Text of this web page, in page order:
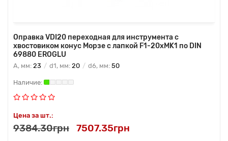
Оправка VDI20 переходная для инструмента с
хвостовиком конус Морзе с лапкой F1-20хMK1 по DIN
69880 EROGLU
A, мм: 23 d1, мм: 20 d6, мм: 50
Цена за шт.:
9384.30грн 7507.35грн